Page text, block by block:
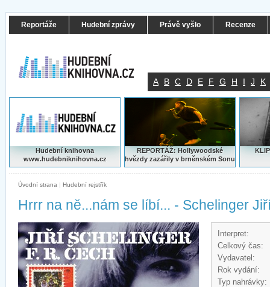
Reportáže Hudební zprávy Právě vyšlo Recenze
A B C D E F G H I J K
Hudební knihovna
www.hudebniknihovna.cz
REPORTÁŽ: Hollywoodské
hvězdy zazářily v brněnském Sonu
Úvodní strana | Hudební rejstřík
Hrrr na ně...nám se líbí... - Schelinger
Interpret:
Celkový čas:
Vydavatel:
Rok vydání:
Typ nahrávky: